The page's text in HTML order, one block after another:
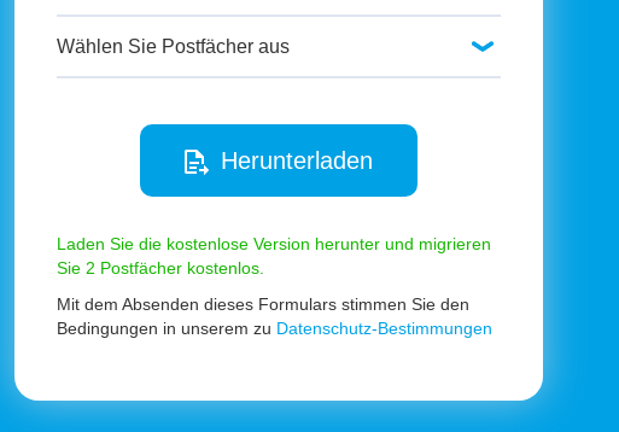
Herunterladen
Laden Sie die kostenlose Version herunter und migrieren
Sie 2 Postfächer kostenlos.
Mit dem Absenden dieses Formulars stimmen Sie den
Bedingungen in unserem zu Datenschutz-Bestimmungen